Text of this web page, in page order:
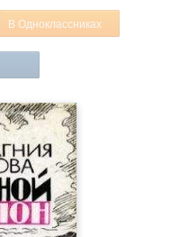
В Одноклассниках